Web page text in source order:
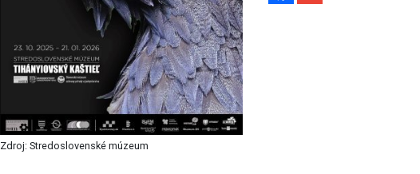
Zdroj: Stredoslovenské múzeum